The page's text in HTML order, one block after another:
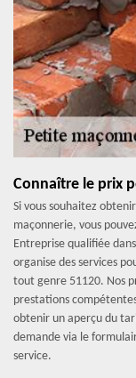
Connaître le prix
Si vous souhaitez
maçonnerie, vous
Entreprise qualifiée
organise des services
tout genre 51120. Nos
prestations
obtenir un aperçu du
demande via le
service.